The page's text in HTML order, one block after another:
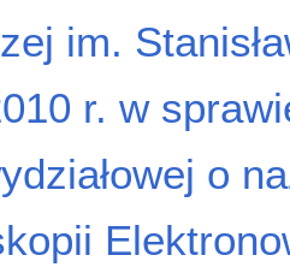
im.
r. w
o